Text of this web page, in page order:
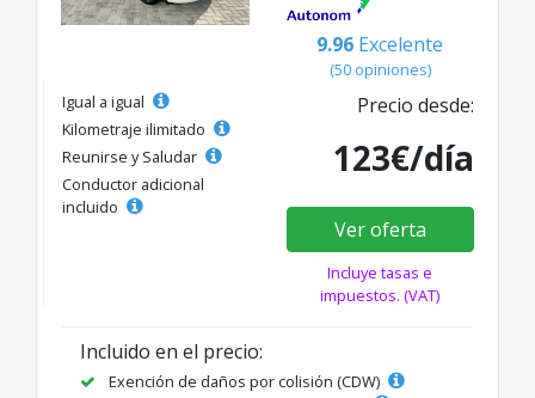
9.96 Excelente
(50 opiniones)
Igual a igual
Kilometraje ilimitado
Reunirse y Saludar
Conductor adicional
incluido
Precio desde:
123€/día
Ver oferta
Incluye tasas e
impuestos. (VAT)
Incluido en el precio:
Exención de daños por colisión (CDW)